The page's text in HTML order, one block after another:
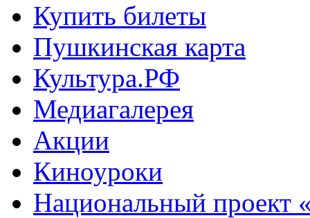
Купить билеты
Пушкинская карта
Культура.РФ
Медиагалерея
Акции
Киноуроки
Национальный проект